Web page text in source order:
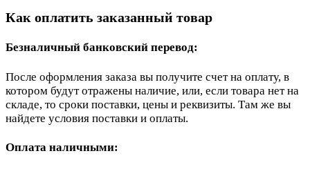
Как оплатить заказанный товар
Безналичный банковский перевод:
После оформления заказа вы получите счет на оплату, в
котором будут отражены наличие, или, если товара нет на
складе, то сроки поставки, цены и реквизиты. Там же вы
найдете условия поставки и оплаты.
Оплата наличными: